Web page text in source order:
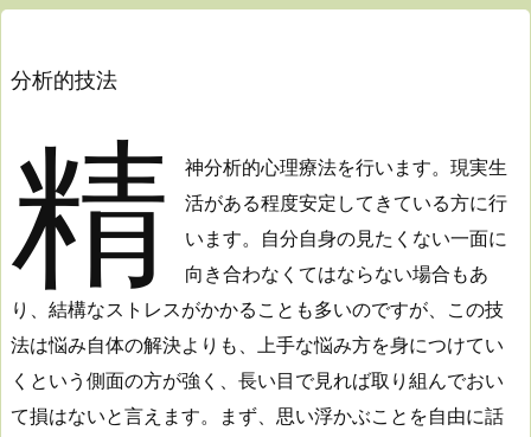
分析的技法
精
神分析的心理療法を行います。現実生
活がある程度安定してきている方に行
います。自分自身の見たくない一面に
向き合わなくてはならない場合もあ
り、結構なストレスがかかることも多いのですが、この技
法は悩み自体の解決よりも、上手な悩み方を身につけてい
くという側面の方が強く、長い目で見れば取り組んでおい
て損はないと言えます。まず、思い浮かぶことを自由に話